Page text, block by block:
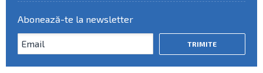
Abonează-te la newsletter